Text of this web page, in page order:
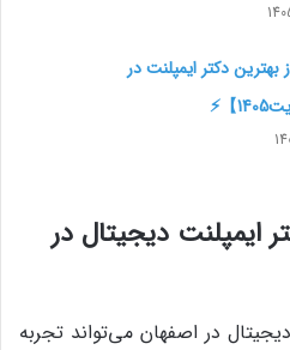
تا از بهترین دکتر ایمپلنت در
⚡
ایمپلنت دیجیتال در
در اصفهان می‌تواند تجربه